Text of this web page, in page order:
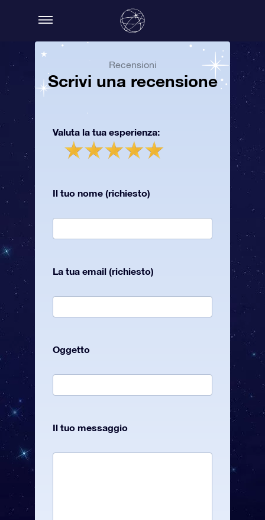
Recensioni
Scrivi una recensione
Valuta la tua esperienza:
Il tuo nome (richiesto)
La tua email (richiesto)
Oggetto
Il tuo messaggio